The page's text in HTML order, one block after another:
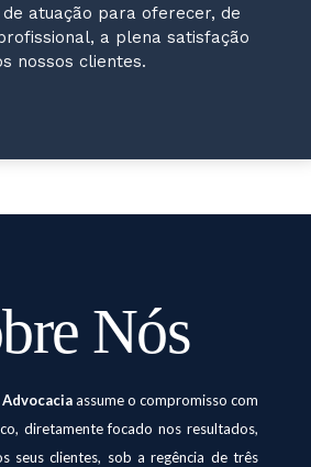
atuação para oferecer, de
a plena satisfação
nossos clientes.
Nós
assume o compromisso com
diretamente focado nos resultados,
seus clientes, sob a regência de três